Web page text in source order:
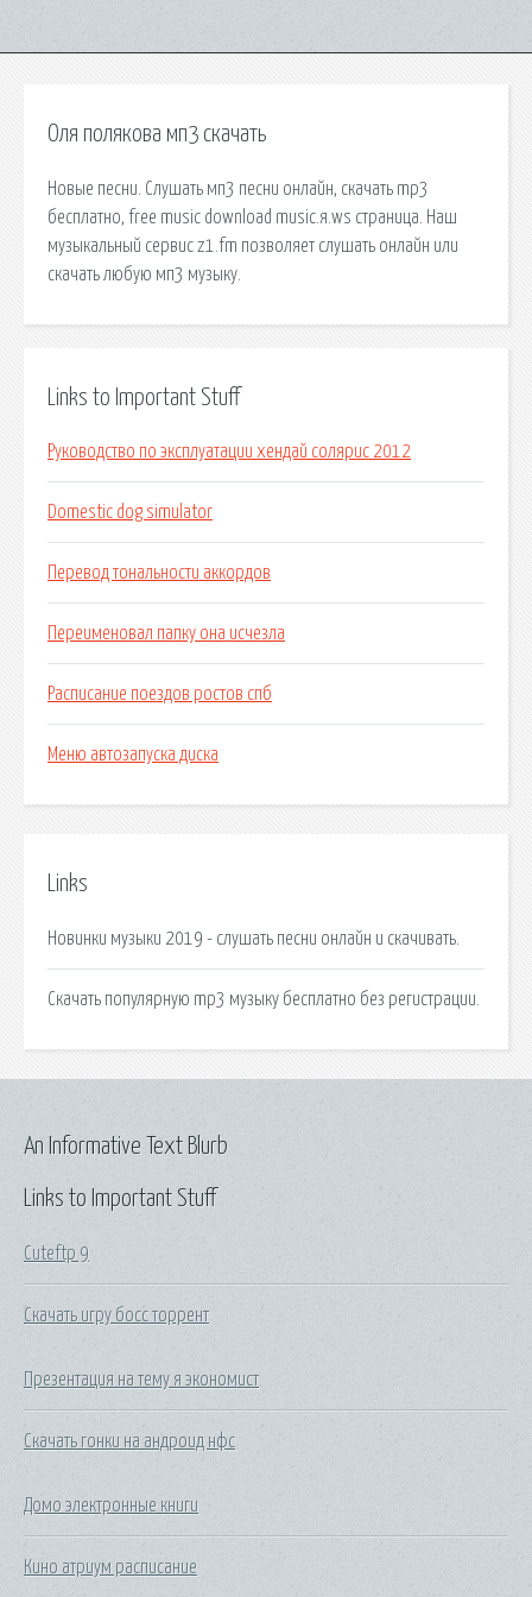
Оля полякова мп3 скачать
Новые песни. Слушать мп3 песни онлайн, скачать mp3
бесплатно, free music download music.я.ws страница. Наш
музыкальный сервис z1.fm позволяет слушать онлайн или
скачать любую мп3 музыку.
Links to Important Stuff
Руководство по эксплуатации хендай солярис 2012
Domestic dog simulator
Перевод тональности аккордов
Переименовал папку она исчезла
Расписание поездов ростов спб
Меню автозапуска диска
Links
Новинки музыки 2019 - слушать песни онлайн и скачивать.
Скачать популярную mp3 музыку бесплатно без регистрации.
Links to Important Stuff
Cuteftp 9
Скачать игру босс торрент
Презентация на тему я экономист
Скачать гонки на андроид нфс
Домо электронные книги
Кино атриум расписание
An Informative Text Blurb